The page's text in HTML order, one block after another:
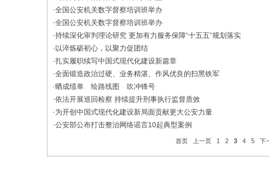
·全国公安机关数字督察培训班举办
·全国公安机关数字督察培训班举办
·持续深化审判理论研究 更加有力服务保障“十五五”规划落实
· 以淬炼砺初心，以聚力促团结
·扎实履职续写中国式现代化建设新篇章
·全面锻造政治过硬、业务精湛、作风优良的扫黑铁军
·晒成绩单 绘路线图 吹冲锋号
·依法开展巡回检察 持续提升刑事执行监督质效
·为开创中国式现代化建设新局面贡献更大公安力量
·公安部公布打击整治网络谣言10起典型案例
首页 上一页 1 2 3 4 5 下